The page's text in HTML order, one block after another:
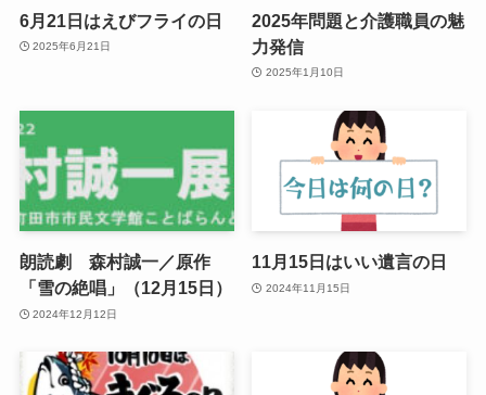
6月21日はえびフライの日
2025年6月21日
2025年問題と介護職員の魅
力発信
2025年1月10日
朗読劇 森村誠一／原作
「雪の絶唱」（12月15日）
2024年12月12日
11月15日はいい遺言の日
2024年11月15日